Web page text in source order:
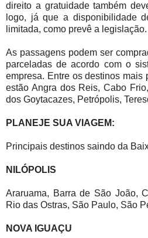
direito a gratuidade também
logo, já que a disponibilidade
limitada, como prevê a legislação.
As passagens podem ser
parceladas de acordo com o
empresa. Entre os destinos mais
estão Angra dos Reis, Cabo
dos Goytacazes, Petrópolis,
PLANEJE SUA VIAGEM:
Principais destinos saindo da
NILÓPOLIS
Araruama, Barra de São João,
Rio das Ostras, São Paulo, São
NOVA IGUAÇU